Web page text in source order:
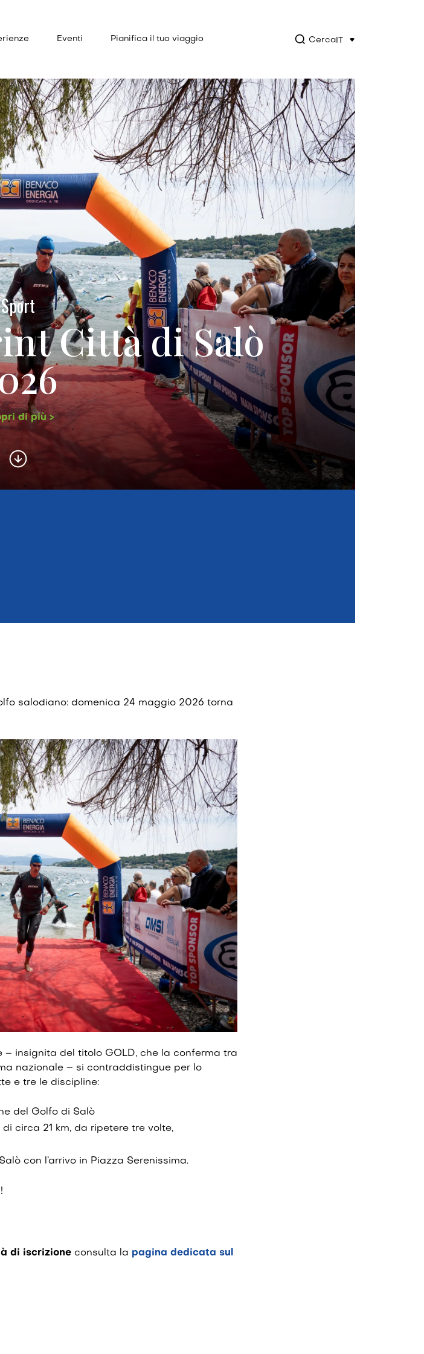
Eventi Pianifica il tuo viaggio CercaIT
Sport
Città di Salò
di più >
salodiano: domenica 24 maggio 2026 torna
insignita del titolo GOLD, che la conferma tra
nazionale – si contraddistingue per lo
e tre le discipline:
del Golfo di Salò
circa 21 km, da ripetere tre volte,
con l’arrivo in Piazza Serenissima.
di iscrizione consulta la pagina dedicata sul